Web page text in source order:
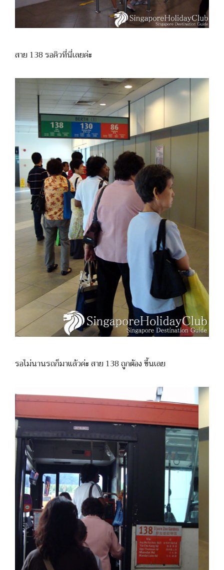
สาย 138 รอคิวที่นี่เลยค่ะ
รอไม่นานรถก็มาแล้วค่ะ สาย 138 ถูกต้อง ขึ้นเลย